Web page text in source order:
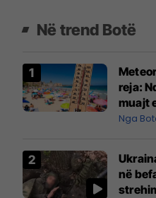
Në trend Botë
reja:
muajt
Nga
në